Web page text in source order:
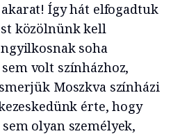
Így hát elfogadtuk
közölnünk kell
soha
volt színházhoz,
Moszkva színházi
érte, hogy
olyan személyek,